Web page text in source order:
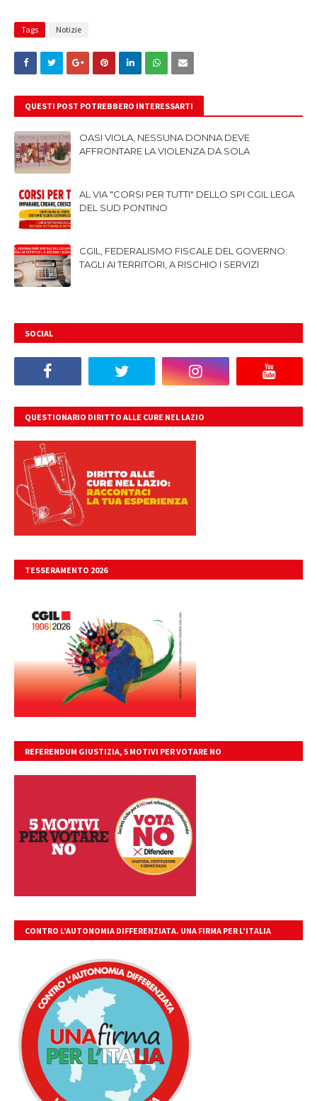
Tags Notizie
QUESTI POST POTREBBERO INTERESSARTI
OASI VIOLA, NESSUNA DONNA DEVE
AFFRONTARE LA VIOLENZA DA SOLA
AL VIA "CORSI PER TUTTI" DELLO SPI CGIL LEGA
DEL SUD PONTINO
CGIL, FEDERALISMO FISCALE DEL GOVERNO:
TAGLI AI TERRITORI, A RISCHIO I SERVIZI
SOCIAL
QUESTIONARIO DIRITTO ALLE CURE NEL LAZIO
TESSERAMENTO 2026
REFERENDUM GIUSTIZIA, 5 MOTIVI PER VOTARE NO
CONTRO L’AUTONOMIA DIFFERENZIATA. UNA FIRMA PER L’ITALIA